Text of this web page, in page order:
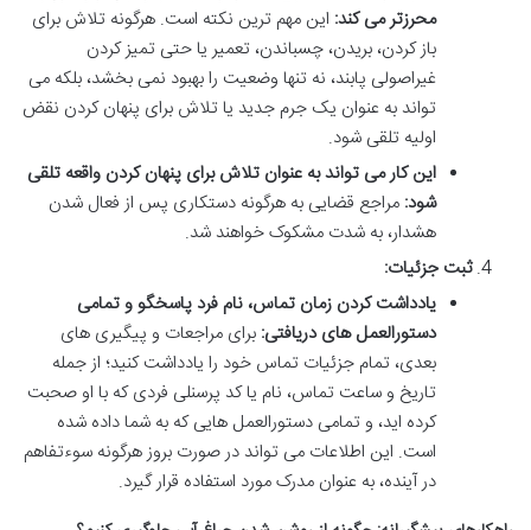
محرزتر می کند: این مهم ترین نکته است. هرگونه تلاش برای
باز کردن، بریدن، چسباندن، تعمیر یا حتی تمیز کردن
غیراصولی پابند، نه تنها وضعیت را بهبود نمی بخشد، بلکه می
تواند به عنوان یک جرم جدید یا تلاش برای پنهان کردن نقض
اولیه تلقی شود.
این کار می تواند به عنوان تلاش برای پنهان کردن واقعه تلقی
شود: مراجع قضایی به هرگونه دستکاری پس از فعال شدن
هشدار، به شدت مشکوک خواهند شد.
ثبت جزئیات:
یادداشت کردن زمان تماس، نام فرد پاسخگو و تمامی
دستورالعمل های دریافتی: برای مراجعات و پیگیری های
بعدی، تمام جزئیات تماس خود را یادداشت کنید؛ از جمله
تاریخ و ساعت تماس، نام یا کد پرسنلی فردی که با او صحبت
کرده اید، و تمامی دستورالعمل هایی که به شما داده شده
است. این اطلاعات می تواند در صورت بروز هرگونه سوءتفاهم
در آینده، به عنوان مدرک مورد استفاده قرار گیرد.